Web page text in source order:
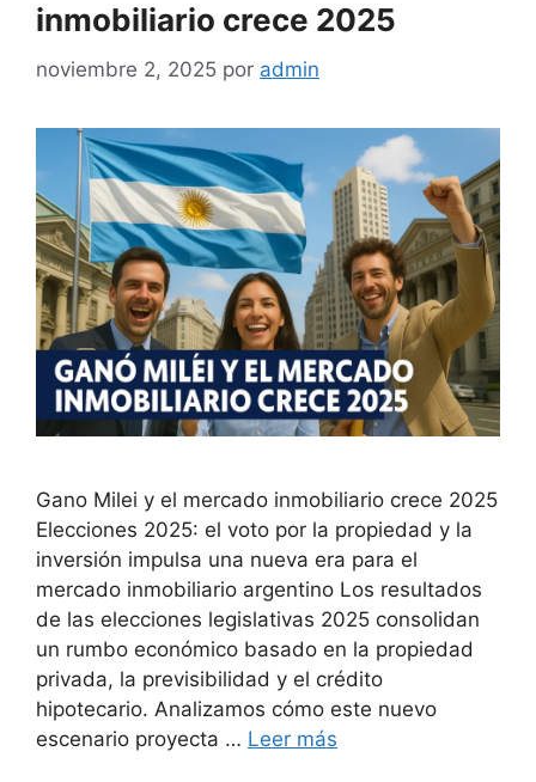
inmobiliario crece 2025
noviembre 2, 2025 por admin
Gano Milei y el mercado inmobiliario crece 2025
Elecciones 2025: el voto por la propiedad y la
inversión impulsa una nueva era para el
mercado inmobiliario argentino Los resultados
de las elecciones legislativas 2025 consolidan
un rumbo económico basado en la propiedad
privada, la previsibilidad y el crédito
hipotecario. Analizamos cómo este nuevo
escenario proyecta … Leer más